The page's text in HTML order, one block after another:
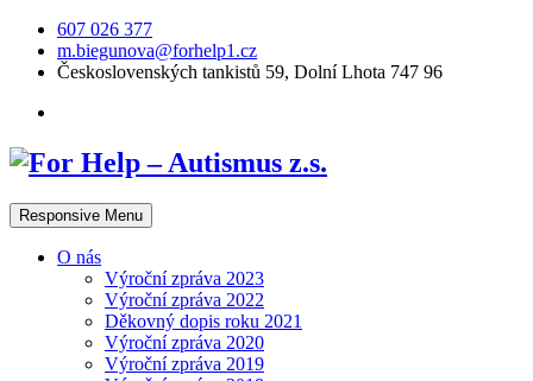
607 026 377
m.biegunova@forhelp1.cz
Československých tankistů 59, Dolní Lhota 747 96
Responsive Menu
O nás
Výroční zpráva 2023
Výroční zpráva 2022
Děkovný dopis roku 2021
Výroční zpráva 2020
Výroční zpráva 2019